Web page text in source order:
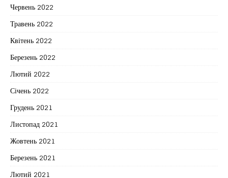
Червень 2022
Травень 2022
Квітень 2022
Березень 2022
Лютий 2022
Січень 2022
Грудень 2021
Листопад 2021
Жовтень 2021
Березень 2021
Лютий 2021